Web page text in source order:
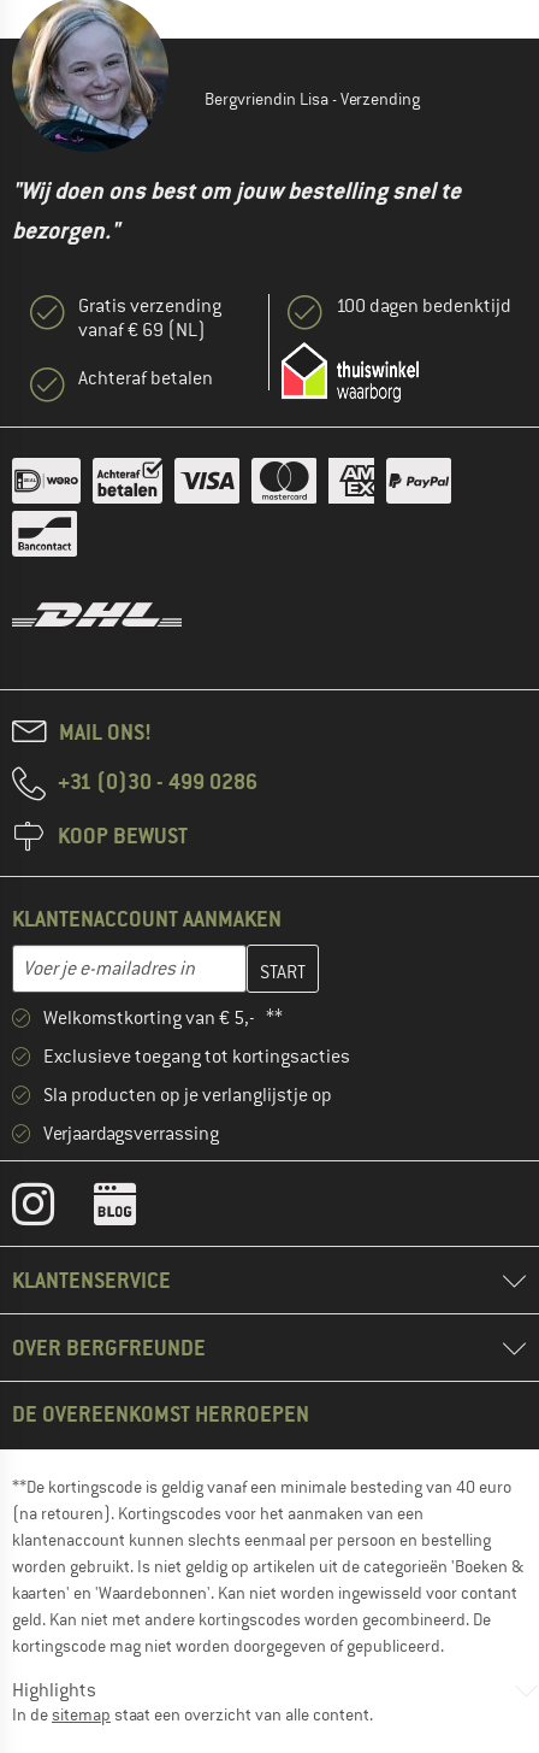
Bergvriendin Lisa - Verzending
"Wij doen ons best om jouw bestelling snel te
bezorgen."
Gratis verzending
vanaf € 69 (NL)
Achteraf betalen
100 dagen bedenktijd
MAIL ONS!
+31 (0)30 - 499 0286
KOOP BEWUST
KLANTENACCOUNT AANMAKEN
E-mailadres
Vul je e-mailadres hier in en maak in de volgende stap je
Welkomstkorting van € 5,- **
Exclusieve toegang tot kortingsacties
Sla producten op je verlanglijstje op
Verjaardagsverrassing
KLANTENSERVICE
OVER BERGFREUNDE
DE OVEREENKOMST HERROEPEN
**De kortingscode is geldig vanaf een minimale besteding van 40 euro
(na retouren). Kortingscodes voor het aanmaken van een
klantenaccount kunnen slechts eenmaal per persoon en bestelling
worden gebruikt. Is niet geldig op artikelen uit de categorieën 'Boeken &
kaarten' en 'Waardebonnen'. Kan niet worden ingewisseld voor contant
geld. Kan niet met andere kortingscodes worden gecombineerd. De
kortingscode mag niet worden doorgegeven of gepubliceerd.
Highlights
In desitemap staat een overzicht van alle content.